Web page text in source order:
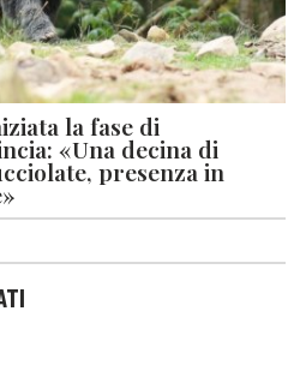
la fase di
«Una decina di
presenza in